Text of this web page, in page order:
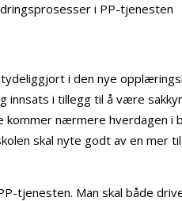
i PP-tjenesten
i den nye
i tillegg til å være
nærmere hverdagen i
skal nyte godt av en mer
tjenesten. Man skal både